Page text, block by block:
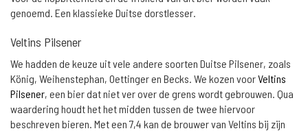
genoemd. Een klassieke Duitse dorstlesser.
Veltins Pilsener
We hadden de keuze uit vele andere soorten Duitse Pilsener, zoals
König, Weihenstephan, Oettinger en Becks. We kozen voorVeltins
Pilsener, een bier dat niet ver over de grens wordt gebrouwen. Qua
waardering houdt het het midden tussen de twee hiervoor
beschreven bieren. Met een 7,4 kan de brouwer van Veltins bij zijn